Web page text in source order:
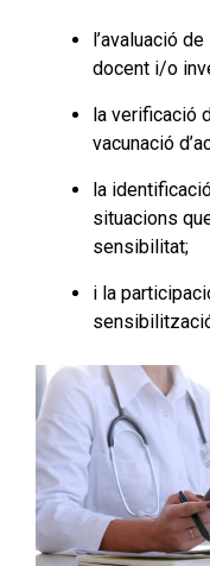
l’avaluació
docent i/o
la verificació
vacunació
la
situacions
sensibilitat;
i la